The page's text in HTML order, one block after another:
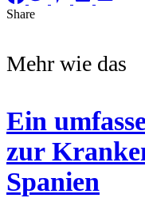
Share
Mehr wie das
Ein
zur
Spanien